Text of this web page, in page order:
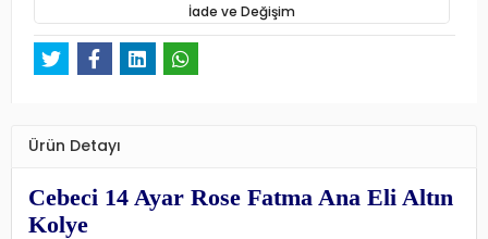
İade ve Değişim
Ürün Detayı
Cebeci 14 Ayar Rose Fatma Ana Eli Altın
Kolye